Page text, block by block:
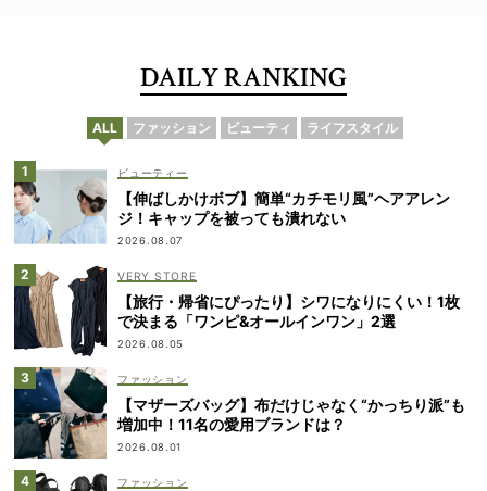
DAILY RANKING
ALL ファッション ビューティ ライフスタイル
ビューティー
【伸ばしかけボブ】簡単“カチモリ風”ヘアアレン
ジ！キャップを被っても潰れない
2026.08.07
VERY STORE
【旅行・帰省にぴったり】シワになりにくい！1枚
で決まる「ワンピ&オールインワン」2選
2026.08.05
ファッション
【マザーズバッグ】布だけじゃなく“かっちり派”も
増加中！11名の愛用ブランドは？
2026.08.01
ファッション